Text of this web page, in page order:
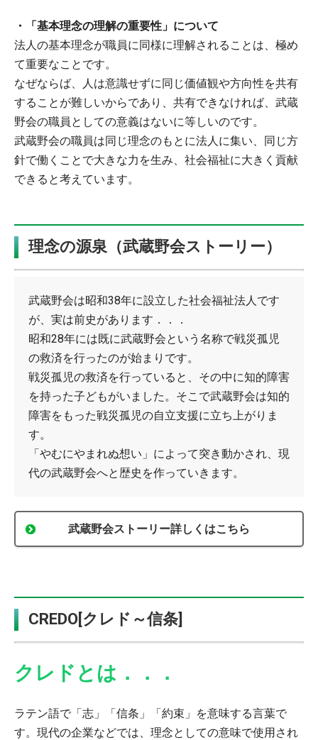
・「基本理念の理解の重要性」について
法人の基本理念が職員に同様に理解されることは、極め
て重要なことです。
なぜならば、人は意識せずに同じ価値観や方向性を共有
することが難しいからであり、共有できなければ、武蔵
野会の職員としての意義はないに等しいのです。
武蔵野会の職員は同じ理念のもとに法人に集い、同じ方
針で働くことで大きな力を生み、社会福祉に大きく貢献
できると考えています。
理念の源泉（武蔵野会ストーリー）
武蔵野会は昭和38年に設立した社会福祉法人です
が、実は前史があります．．．
昭和28年には既に武蔵野会という名称で戦災孤児
の救済を行ったのが始まりです。
戦災孤児の救済を行っていると、その中に知的障害
を持った子どもがいました。そこで武蔵野会は知的
障害をもった戦災孤児の自立支援に立ち上がりま
す。
「やむにやまれぬ想い」によって突き動かされ、現
代の武蔵野会へと歴史を作っていきます。
武蔵野会ストーリー詳しくはこちら
CREDO[クレド～信条]
クレドとは．．．
ラテン語で「志」「信条」「約束」を意味する言葉で
す。現代の企業などでは、理念としての意味で使用され